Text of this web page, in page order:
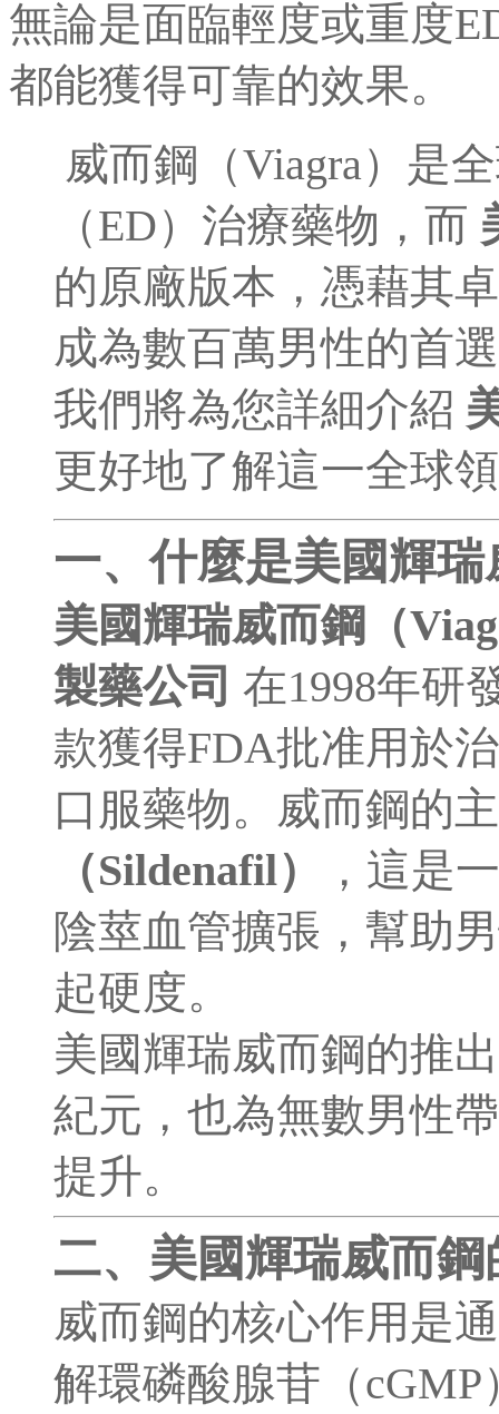
無論是面臨輕度或重度
都能獲得可靠的效果。
威而鋼（Viagra）是
（ED）治療藥物，而
的原廠版本，憑藉其
成為數百萬男性的首
我們將為您詳細介紹
更好地了解這一全球
一、什麼是美國輝
美國輝瑞威而鋼（
製藥公司 在1998年研
款獲得FDA批准用於
口服藥物。威而鋼的
（Sildenafil）
，這是
陰莖血管擴張，幫助
起硬度。
美國輝瑞威而鋼的推
紀元，也為無數男性
提升。
二、美國輝瑞威而
威而鋼的核心作用是
解環磷酸腺苷（